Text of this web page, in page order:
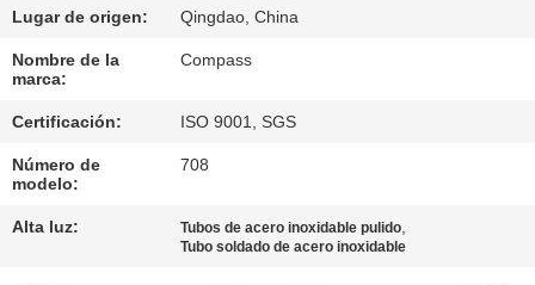
DE
CALIDAD
EN
CONTACTO
Lugar de origen: Qingdao, China
Nombre de la
marca:
Compass
Certificación: ISO 9001, SGS
Número de
modelo:
708
Alta luz: Tubos de acero inoxidable pulido,
Tubo soldado de acero inoxidable